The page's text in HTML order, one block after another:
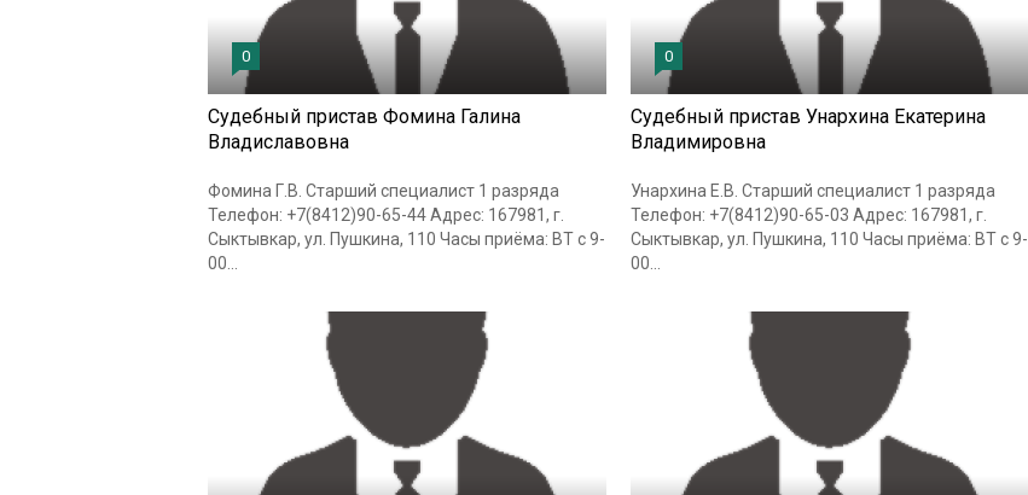
0
Судебный пристав Фомина Галина
Владиславовна
Фомина Г.В. Старший специалист 1 разряда
Телефон: +7(8412)90-65-44 Адрес: 167981, г.
Сыктывкар, ул. Пушкина, 110 Часы приёма: ВТ с 9-
00...
0
Судебный пристав Унархина Екатерина
Владимировна
Унархина Е.В. Старший специалист 1 разряда
Телефон: +7(8412)90-65-03 Адрес: 167981, г.
Сыктывкар, ул. Пушкина, 110 Часы приёма: ВТ с 9-
00...